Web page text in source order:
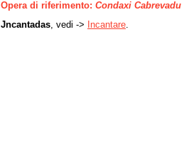
Opera di riferimento: Condaxi Cabrevadu
Jncantadas , vedi -> Incantare